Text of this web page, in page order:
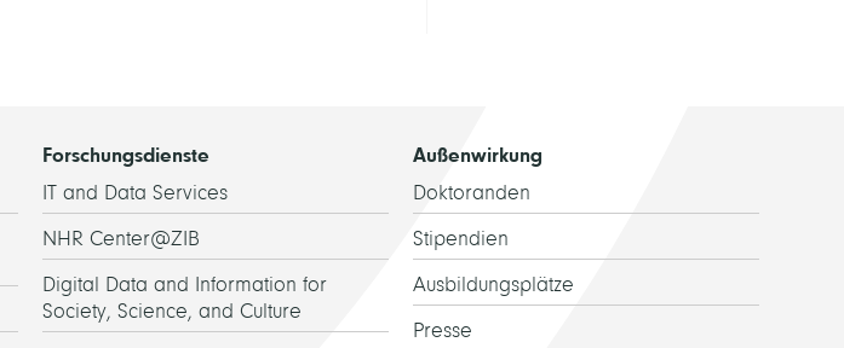
Forschungsdienste
IT and Data Services
NHR Center@ZIB
Digital Data and Information for
Society, Science, and Culture
Außenwirkung
Doktoranden
Stipendien
Ausbildungsplätze
Presse